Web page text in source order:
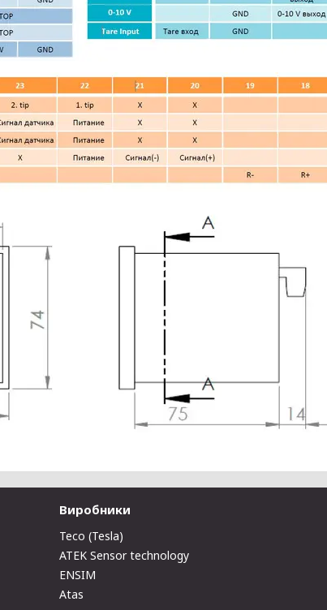
Виробники
Teco (Tesla)
ATEK Sensor technology
ENSIM
Atas